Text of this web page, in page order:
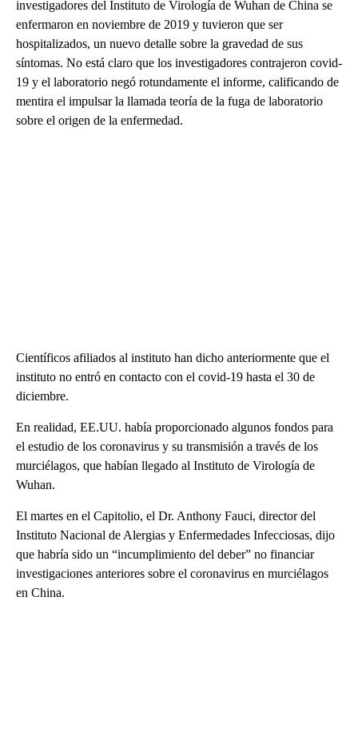
investigadores del Instituto de Virología de Wuhan de China se
enfermaron en noviembre de 2019 y tuvieron que ser
hospitalizados, un nuevo detalle sobre la gravedad de sus
síntomas. No está claro que los investigadores contrajeron covid-
19 y el laboratorio negó rotundamente el informe, calificando de
mentira el impulsar la llamada teoría de la fuga de laboratorio
sobre el origen de la enfermedad.
Científicos afiliados al instituto han dicho anteriormente que el
instituto no entró en contacto con el covid-19 hasta el 30 de
diciembre.
En realidad, EE.UU. había proporcionado algunos fondos para
el estudio de los coronavirus y su transmisión a través de los
murciélagos, que habían llegado al Instituto de Virología de
Wuhan.
El martes en el Capitolio, el Dr. Anthony Fauci, director del
Instituto Nacional de Alergias y Enfermedades Infecciosas, dijo
que habría sido un “incumplimiento del deber” no financiar
investigaciones anteriores sobre el coronavirus en murciélagos
en China.